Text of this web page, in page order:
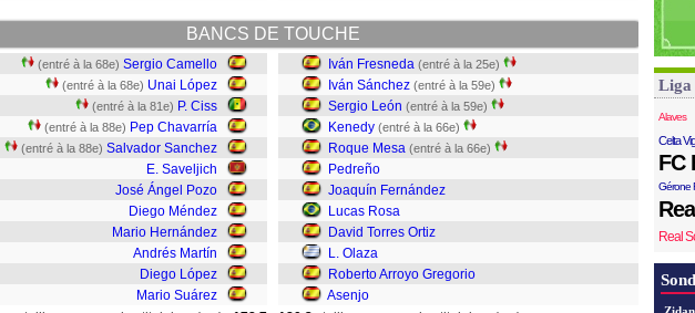
BANCS DE TOUCHE
(entré à la 68e) Sergio Camello
(entré à la 68e) Unai López
(entré à la 81e) P. Ciss
(entré à la 88e) Pep Chavarría
(entré à la 88e) Salvador Sanchez
E. Saveljich
José Ángel Pozo
Diego Méndez
Mario Hernández
Andrés Martín
Diego López
Mario Suárez
Iván Fresneda (entré à la 25e)
Iván Sánchez (entré à la 59e)
Sergio León (entré à la 59e)
Kenedy (entré à la 66e)
Roque Mesa (entré à la 66e)
Pedreño
Joaquín Fernández
Lucas Rosa
David Torres Ortiz
L. Olaza
Roberto Arroyo Gregorio
Asenjo
Liga
Alaves
Celta
FC
Gérone
Real